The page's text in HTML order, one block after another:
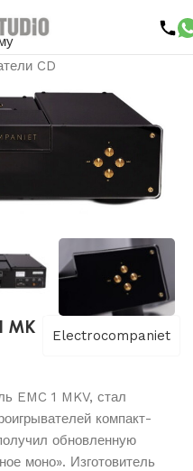
CD
MK
Electrocompaniet
EMC 1 MKV, стал
компакт-
обновленную
моно». Изготовитель